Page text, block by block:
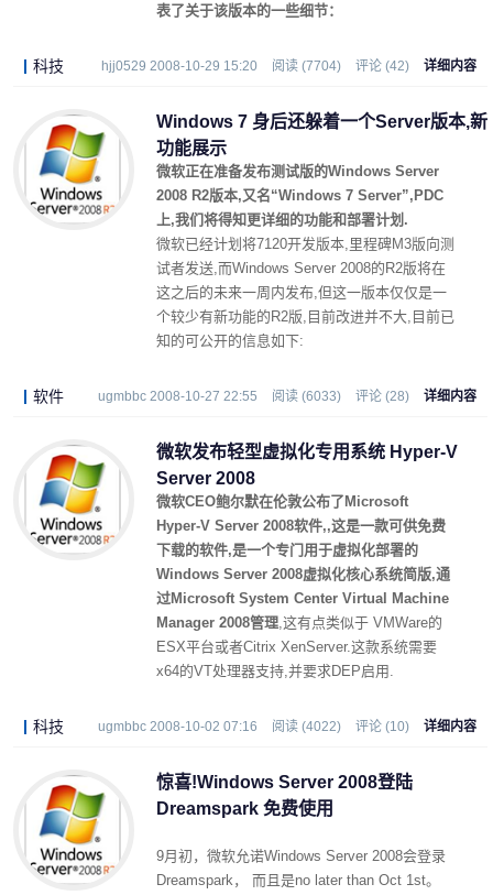
表了关于该版本的一些细节：
科技 hjj0529 2008-10-29 15:20 阅读 (7704) 评论 (42) 详细内容
Windows 7 身后还躲着一个Server版本,新
功能展示
微软正在准备发布测试版的Windows Server
2008 R2版本,又名“Windows 7 Server”,PDC
上,我们将得知更详细的功能和部署计划.
微软已经计划将7120开发版本,里程碑M3版向测
试者发送,而Windows Server 2008的R2版将在
这之后的未来一周内发布,但这一版本仅仅是一
个较少有新功能的R2版,目前改进并不大,目前已
知的可公开的信息如下:
软件 ugmbbc 2008-10-27 22:55 阅读 (6033) 评论 (28) 详细内容
微软发布轻型虚拟化专用系统 Hyper-V
Server 2008
微软CEO鲍尔默在伦敦公布了Microsoft
Hyper-V Server 2008软件,,这是一款可供免费
下载的软件,是一个专门用于虚拟化部署的
Windows Server 2008虚拟化核心系统简版,通
过Microsoft System Center Virtual Machine
Manager 2008管理,这有点类似于 VMWare的
ESX平台或者Citrix XenServer.这款系统需要
x64的VT处理器支持,并要求DEP启用.
科技 ugmbbc 2008-10-02 07:16 阅读 (4022) 评论 (10) 详细内容
惊喜!Windows Server 2008登陆
Dreamspark 免费使用
9月初，微软允诺Windows Server 2008会登录
Dreamspark， 而且是no later than Oct 1st。